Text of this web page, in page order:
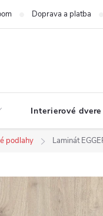
Doprava a platba
Interierové dvere
podlahy Laminát